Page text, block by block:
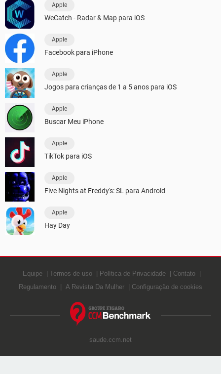
Apple
WeCatch - Radar & Map para iOS
Apple
Facebook para iPhone
Apple
Jogos para crianças de 1 a 5 anos para iOS
Apple
Buscar Meu iPhone
Apple
TikTok para iOS
Apple
Five Nights at Freddy's: SL para Android
Apple
Hay Day
Equipe Termos de uso Política de Privacidade
Contato
Regulamento
A Revista Da Mulher Configuração de cookies
saude.ccm.net